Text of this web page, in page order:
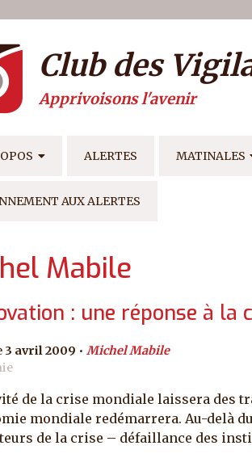
du compte de
Club des
Apprivoisons l'avenir
PRINCIPALE
ALERTES MATINALES
AUX ALERTES
Mabile
: une réponse à la
3 avril 2009
Michel Mabile
de la crise mondiale laissera des
mondiale redémarrera. Au-delà
de la crise – défaillance des